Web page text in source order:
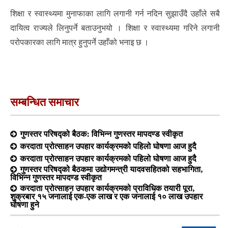
शिक्षा र स्वास्थ्यमा मुनाफाका लागि लगानी गर्न नदिन सुझाउँदै उहाँले सबै
दायित्व राज्यले लिनुपर्ने बताउनुभयो । शिक्षा र स्वास्थ्यमा गरिने लगानी
परोपकारका लागि मात्र हुनुपर्ने उहाँको भनाइ छ ।
सम्बन्धित समाचार
गुणस्तर परिषद्को बैठक: विभिन्न गुणस्तर मापदण्ड स्वीकृत
करदाता प्रोत्साहन उपहार कार्यक्रमको पहिलो घोषणा आज हुदै
करदाता प्रोत्साहन उपहार कार्यक्रमको पहिलो घोषणा आज हुदै
गुणस्तर परिषद्को बैठकमा उद्योगमन्त्री यादवसहितको सहभागिता,
विभिन्न गुणस्तर मापदण्ड स्वीकृत
करदाता प्रोत्साहन उपहार कार्यक्रमको प्राविधिक तयारी पूरा,
शुक्रबार १५ जनालाई एक-एक लाख र एक जनालाई १० लाख उपहार
घोषणा हुने